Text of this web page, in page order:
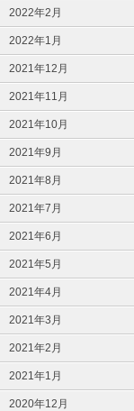
2022年2月
2022年1月
2021年12月
2021年11月
2021年10月
2021年9月
2021年8月
2021年7月
2021年6月
2021年5月
2021年4月
2021年3月
2021年2月
2021年1月
2020年12月